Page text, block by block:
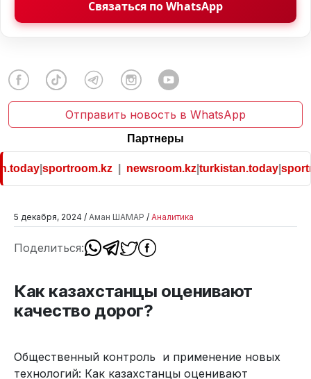
Связаться по WhatsApp
Отправить новость в WhatsApp
Партнеры
|sportroom.kz| newsroom.kz|turkistan.today|
5 декабря, 2024 / Аман ШАМАР / Аналитика
Поделиться:
Как казахстанцы оценивают
качество дорог?
Общественный контроль и применение новых
технологий: Как казахстанцы оценивают